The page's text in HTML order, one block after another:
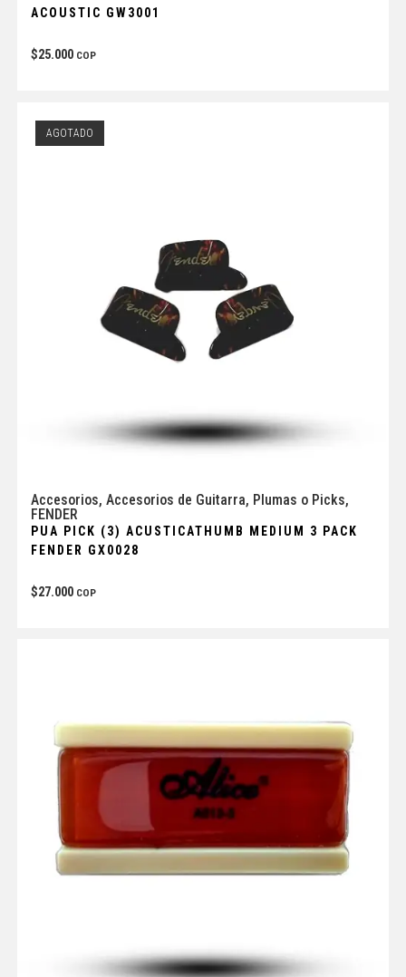
ACOUSTIC GW3001
$25.000 COP
AGOTADO
Accesorios, Accesorios de Guitarra, Plumas o Picks,
FENDER
PUA PICK (3) ACUSTICATHUMB MEDIUM 3 PACK
FENDER GX0028
$27.000 COP